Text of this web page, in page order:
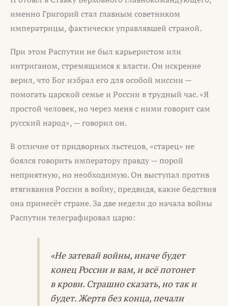
именно Григорий стал главным советником
императрицы, фактически управлявшей страной.
При этом Распутин не был карьеристом или
интриганом, стремящимся к власти. Он искренне
верил, что Бог избрал его для особой миссии —
помогать царской семье и России в трудный час. «Я
простой человек, но через меня с ними говорит сам
русский народ», — говорил он.
В отличие от придворных льстецов, «старец» не
боялся говорить императору правду — порой
неприятную, но необходимую. Он выступал против
втягивания России в войну, предвидя, какие бедствия
она принесёт стране. За две недели до начала войны
Распутин телеграфировал царю:
«Не затевай войны, иначе будет
конец России и вам, и всё потонет
в крови. Страшно сказать, но так и
будет. Жертв без конца, печали